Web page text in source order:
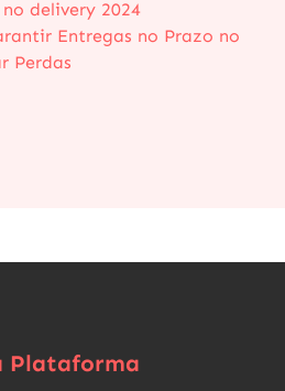
delivery 2024
Entregas no Prazo no
Perdas
Plataforma